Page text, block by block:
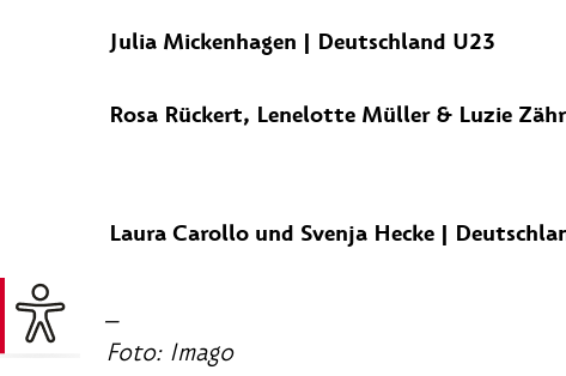
Julia Mickenhagen | Deutschland U23
Rosa Rückert, Lenelotte Müller & Luzie
Laura Carollo und Svenja Hecke |
Foto: Imago